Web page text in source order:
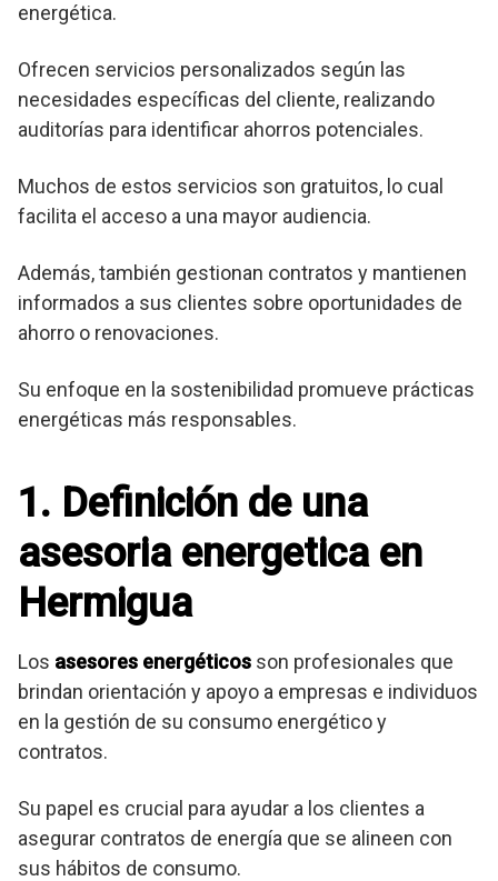
energética.
Ofrecen servicios personalizados según las
necesidades específicas del cliente, realizando
auditorías para identificar ahorros potenciales.
Muchos de estos servicios son gratuitos, lo cual
facilita el acceso a una mayor audiencia.
Además, también gestionan contratos y mantienen
informados a sus clientes sobre oportunidades de
ahorro o renovaciones.
Su enfoque en la sostenibilidad promueve prácticas
energéticas más responsables.
1. Definición de una
asesoria energetica en
Hermigua
Los asesores energéticos son profesionales que
brindan orientación y apoyo a empresas e individuos
en la gestión de su consumo energético y
contratos.
Su papel es crucial para ayudar a los clientes a
asegurar contratos de energía que se alineen con
sus hábitos de consumo.